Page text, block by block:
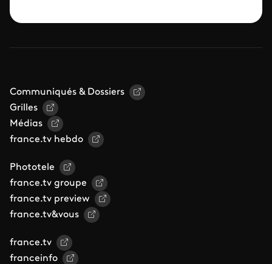
Communiqués & Dossiers
Grilles
Médias
france.tv hebdo
Phototele
france.tv groupe
france.tv preview
france.tv&vous
france.tv
franceinfo